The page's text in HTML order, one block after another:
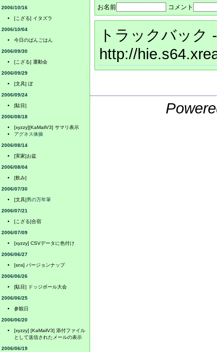
お名前 コメント
トラックバック -
http://
2006/10/16
[こざる] イタズラ
2006/10/04
今日のばんごはん
2006/09/30
[こざる] 運動会
2006/09/29
[文具] ぼ
2006/09/24
[駄目]
2006/08/18
[xyzzy][KaMailV3] サマリ表示
アグネス体操
2006/08/14
[実家]お盆
2006/08/04
[飲み]
2006/07/30
[文具]男の万年筆
2006/07/21
[こざる]合宿
2006/07/09
[xyzzy] CSVデータに色付け
2006/06/27
[sns] バージョンナップ
2006/06/26
[駄目] ドッジボール大会
2006/06/25
参観日
2006/06/20
[xyzzy] [KaMailV3] 添付ファイル
として送信されたメールの表示
2006/06/19